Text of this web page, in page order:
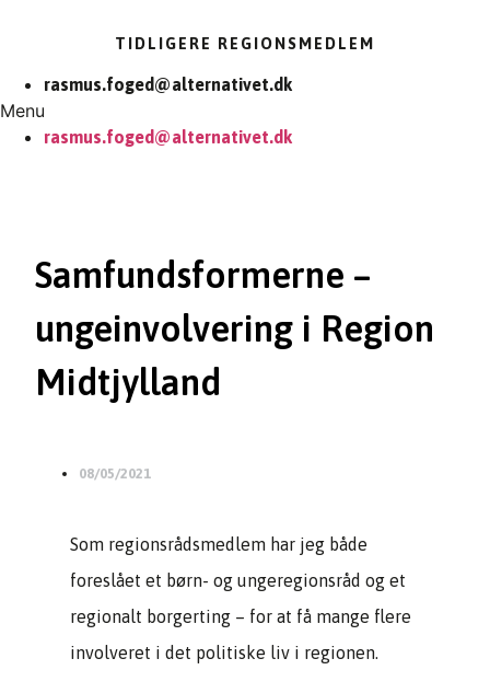
TIDLIGERE REGIONSMEDLEM
rasmus.foged@alternativet.dk
Menu
rasmus.foged@alternativet.dk
Samfundsformerne –
ungeinvolvering i Region
Midtjylland
08/05/2021
Som regionsrådsmedlem har jeg både
foreslået et børn- og ungeregionsråd og et
regionalt borgerting – for at få mange flere
involveret i det politiske liv i regionen.